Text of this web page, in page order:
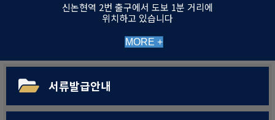
신논현역 2번 출구에서 도보 1분 거리에
위치하고 있습니다
MORE +
서류발급안내